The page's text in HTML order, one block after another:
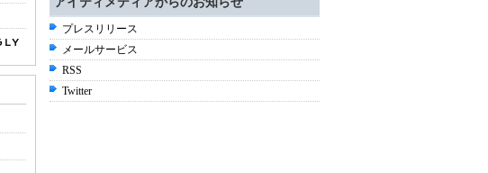
プレスリリース
メールサービス
RSS
Twitter